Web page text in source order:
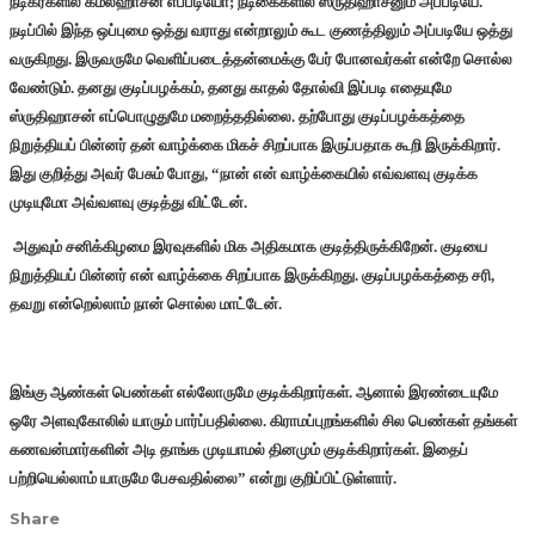
நடிப்பில் இந்த ஒப்புமை ஒத்து வராது என்றாலும் கூட குணத்திலும் அப்படியே ஒத்து
வருகிறது. இருவருமே வெளிப்படைத்தன்மைக்கு பேர் போனவர்கள் என்றே சொல்ல
வேண்டும். தனது குடிப்பழக்கம், தனது காதல் தோல்வி இப்படி எதையுமே
ஸ்ருதிஹாசன் எப்பொழுதுமே மறைத்ததில்லை. தற்போது குடிப்பழக்கத்தை
நிறுத்தியப் பின்னர் தன் வாழ்க்கை மிகச் சிறப்பாக இருப்பதாக கூறி இருக்கிறார்.
இது குறித்து அவர் பேசும் போது, “நான் என் வாழ்க்கையில் எவ்வளவு குடிக்க
முடியுமோ அவ்வளவு குடித்து விட்டேன்.
அதுவும் சனிக்கிழமை இரவுகளில் மிக அதிகமாக குடித்திருக்கிறேன். குடியை
நிறுத்தியப் பின்னர் என் வாழ்க்கை சிறப்பாக இருக்கிறது. குடிப்பழக்கத்தை சரி,
தவறு என்றெல்லாம் நான் சொல்ல மாட்டேன்.
இங்கு ஆண்கள் பெண்கள் எல்லோருமே குடிக்கிறார்கள். ஆனால் இரண்டையுமே
ஒரே அளவுகோலில் யாரும் பார்ப்பதில்லை. கிராமப்புறங்களில் சில பெண்கள் தங்கள்
கணவன்மார்களின் அடி தாங்க முடியாமல் தினமும் குடிக்கிறார்கள். இதைப்
பற்றியெல்லாம் யாருமே பேசவதில்லை” என்று குறிப்பிட்டுள்ளார்.
Share